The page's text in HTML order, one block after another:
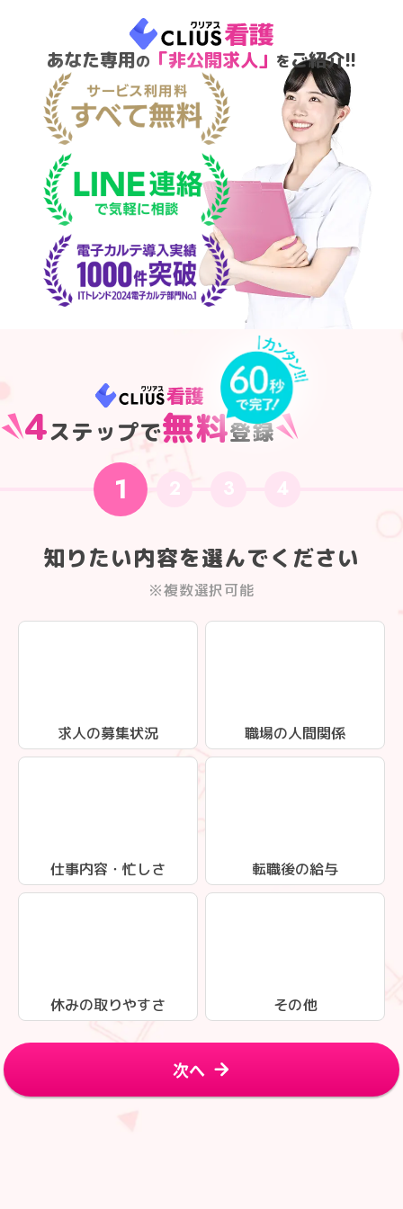
あなた専用の 「非公開求人」 をご紹介!!
4ステップで無料登録
1 2 3 4
知りたい内容を選んでください
※複数選択可能
求人の募集状況 職場の人間関係
仕事内容・忙しさ 転職後の給与
休みの取りやすさ その他
次へ